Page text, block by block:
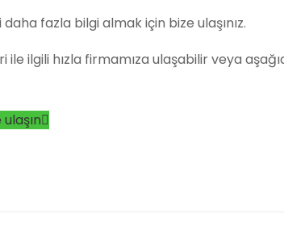
fazla bilgi almak için bize ulaşınız.
ile ilgili hızla firmamıza ulaşabilir veya